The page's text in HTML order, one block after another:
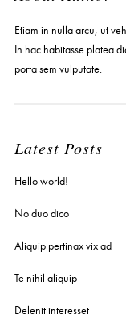
Etiam in nulla arcu, ut
In hac habitasse platea
porta sem vulputate.
Latest Posts
Hello world!
No duo dico
Aliquip pertinax vix ad
Te nihil aliquip
Delenit interesset